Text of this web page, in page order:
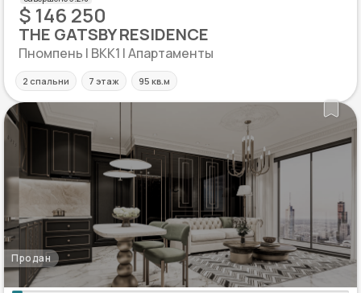
$ 146 250
THE GATSBY RESIDENCE
Пномпень | BKK1 | Апартаменты
2 спальни 7 этаж 95 кв.м
Продан